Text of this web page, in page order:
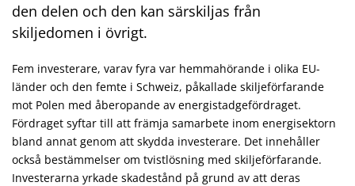
den delen och den kan särskiljas från
skiljedomen i övrigt.
Fem investerare, varav fyra var hemmahörande i olika EU-
länder och den femte i Schweiz, påkallade skiljeförfarande
mot Polen med åberopande av energistadgefördraget.
Fördraget syftar till att främja samarbete inom energisektorn
bland annat genom att skydda investerare. Det innehåller
också bestämmelser om tvistlösning med skiljeförfarande.
Investerarna yrkade skadestånd på grund av att deras